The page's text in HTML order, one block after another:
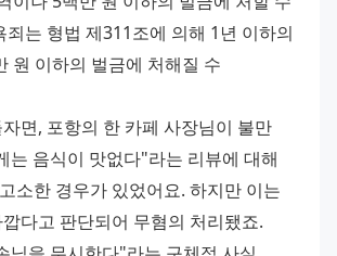
죄는 형법 제311조에 의해 1년 이하의
원 이하의 벌금에 처해질 수
면, 포항의 한 카페 사장님이 불만
는 음식이 맛없다"라는 리뷰에 대해
소한 경우가 있었어요. 하지만 이는
다고 판단되어 무혐의 처리됐죠.